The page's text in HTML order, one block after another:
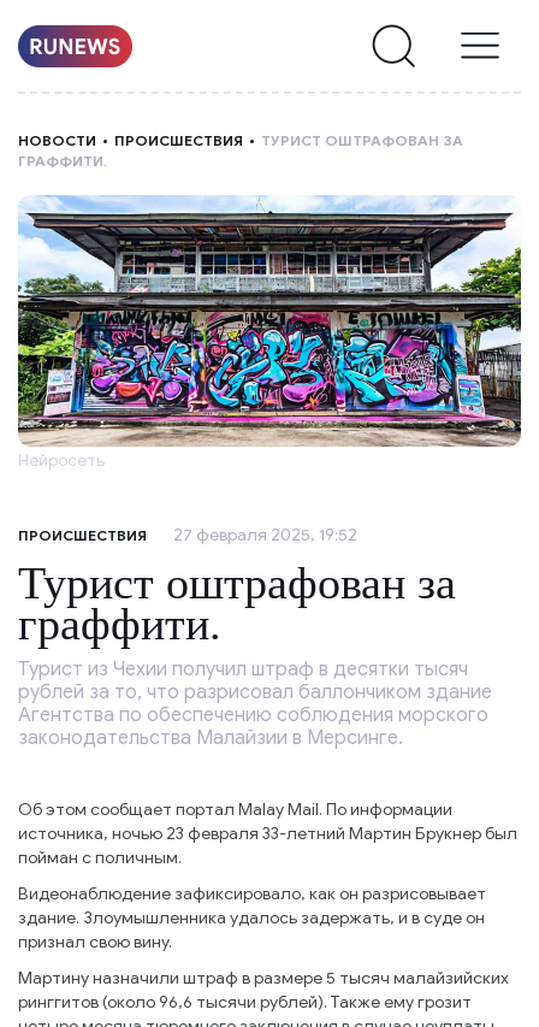
О
НАС
НОВОСТИ ПРОИСШЕСТВИЯ
ТУРИСТ ОШТРАФОВАН ЗА
ГРАФФИТИ.
Нейросеть
ПРОИСШЕСТВИЯ 27 февраля 2025, 19:52
Турист оштрафован за
граффити.
Турист из Чехии получил штраф в десятки тысяч
рублей за то, что разрисовал баллончиком здание
Агентства по обеспечению соблюдения морского
законодательства Малайзии в Мерсинге.
Об этом сообщает портал Malay Mail. По информации
источника, ночью 23 февраля 33-летний Мартин Брукнер был
пойман с поличным.
Видеонаблюдение зафиксировало, как он разрисовывает
здание. Злоумышленника удалось задержать, и в суде он
признал свою вину.
Мартину назначили штраф в размере 5 тысяч малайзийских
ринггитов (около 96,6 тысячи рублей). Также ему грозит